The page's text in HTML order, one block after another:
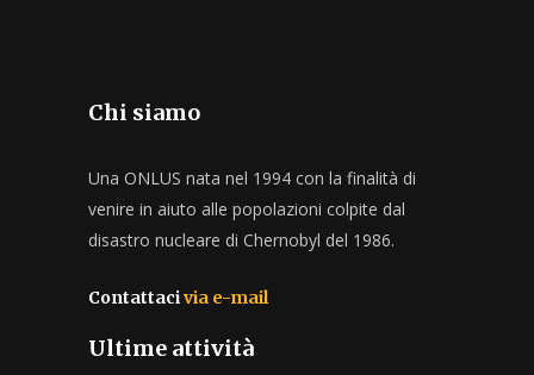
Chi siamo
Una ONLUS nata nel 1994 con la finalità di
venire in aiuto alle popolazioni colpite dal
disastro nucleare di Chernobyl del 1986.
Contattacivia e-mail
Ultime attività